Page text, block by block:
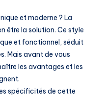
et moderne ? La
être la solution. Ce style
et fonctionnel, séduit
Mais avant de vous
les avantages et les
spécificités de cette